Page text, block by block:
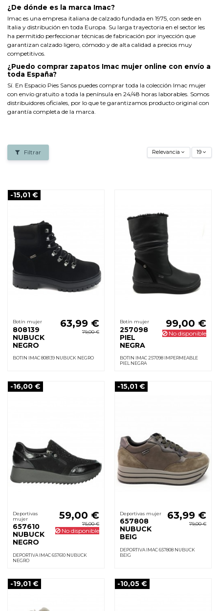
¿De dónde es la marca Imac?
Imac es una empresa italiana de calzado fundada en 1975, con sede en
Italia y distribución en toda Europa. Su larga trayectoria en el sector les
ha permitido perfeccionar técnicas de fabricación por inyección que
garantizan calzado ligero, cómodo y de alta calidad a precios muy
competitivos.
¿Puedo comprar zapatos Imac mujer online con envío a
toda España?
Sí. En Espacio Pies Sanos puedes comprar toda la colección Imac mujer
con envío gratuito a toda la península en 24/48 horas laborables. Somos
distribuidores oficiales, por lo que te garantizamos producto original con
garantía completa de la marca.
Filtrar Relevancia 19
-15,01 €
Botín mujer
808139
NUBUCK
NEGRO
63,99 €
79,00 €
BOTIN IMAC 808139 NUBUCK NEGRO
Botín mujer
257098
PIEL
NEGRA
99,00 €
No disponible
BOTIN IMAC 257098 IMPERMEABLE
PIEL NEGRA
-16,00 €
Deportivas
mujer
657610
NUBUCK
NEGRO
59,00 €
75,00 €
No disponible
DEPORTIVA IMAC 657610 NUBUCK
NEGRO
-15,01 €
Deportivas mujer
657808
NUBUCK
BEIG
63,99 €
79,00 €
DEPORTIVA IMAC 657808 NUBUCK
BEIG
-19,01 € -10,05 €